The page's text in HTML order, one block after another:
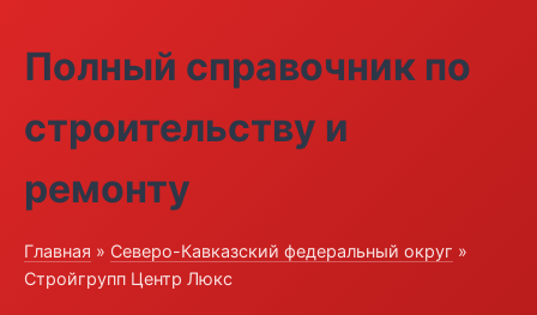
Полный справочник по
строительству и
ремонту
Главная » Северо-Кавказский федеральный округ »
Стройгрупп Центр Люкс